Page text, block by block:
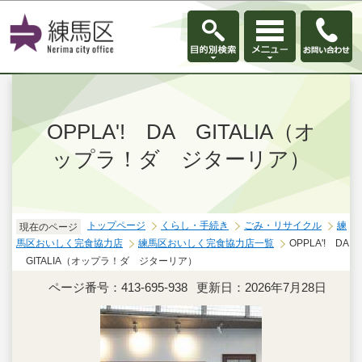
このページの本文へ移動
OPPLA'! DA GITALIA（オ
ップラ！ダ ジターリア）
現在のページ トップページ くらし・手続き ごみ・リサイクル
練
馬区おいしく完食協力店
練馬区おいしく完食協力店一覧
OPPLA'! DA
GITALIA（オップラ！ダ ジターリア）
ページ番号：413-695-938 更新日：2026年7月28日